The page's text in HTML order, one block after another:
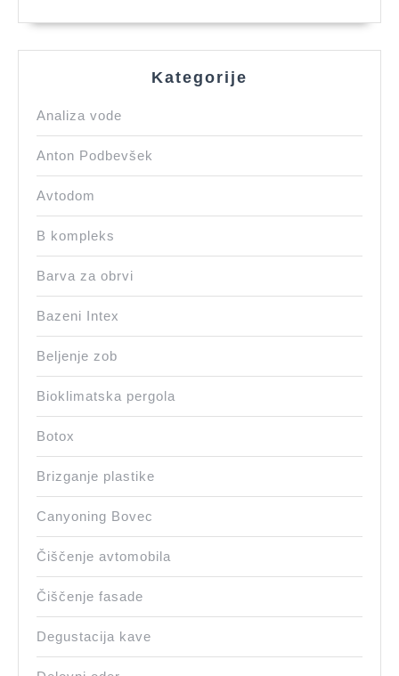
Kategorije
Analiza vode
Anton Podbevšek
Avtodom
B kompleks
Barva za obrvi
Bazeni Intex
Beljenje zob
Bioklimatska pergola
Botox
Brizganje plastike
Canyoning Bovec
Čiščenje avtomobila
Čiščenje fasade
Degustacija kave